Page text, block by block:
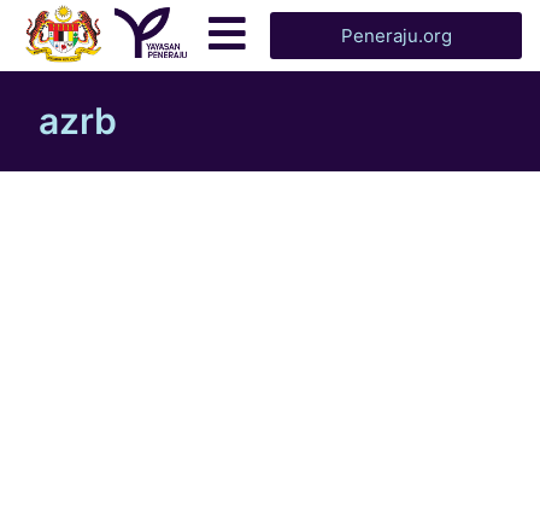
Peneraju.org
azrb